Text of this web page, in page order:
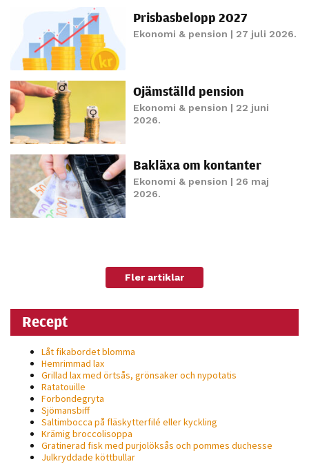
Prisbasbelopp 2027
Ekonomi & pension | 27 juli 2026.
Ojämställd pension
Ekonomi & pension | 22 juni
2026.
Bakläxa om kontanter
Ekonomi & pension | 26 maj
2026.
Fler artiklar
Recept
Låt fikabordet blomma
Hemrimmad lax
Grillad lax med örtsås, grönsaker och nypotatis
Ratatouille
Forbondegryta
Sjömansbiff
Saltimbocca på fläsk­ytterfilé eller kyckling
Krämig broccolisoppa
Gratinerad fisk med purjolöksås och pommes duchesse
Julkryddade köttbullar
personligt
anpassat innehåll